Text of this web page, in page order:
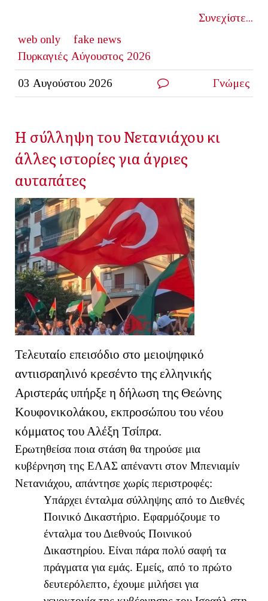
Συνεχίστε...
web only
fake news
Πυρκαγιές Αύγουστος 2026
03 Αυγούστου 2026 Γνώμες
Η σύλληψη του Νετανιάχου κι
άλλες ιστορίες για άγριες
αυταπάτες
Τελευταίο επεισόδιο στο μειοψηφικό
αντιισραηλινό κρεσέντο της ελληνικής
Αριστεράς υπήρξε η δήλωση της Θεώνης
Κουφονικολάκου, εκπροσώπου του νέου
κόμματος του Αλέξη Τσίπρα.
Ερωτηθείσα ποια στάση θα τηρούσε μια
κυβέρνηση της ΕΛΑΣ απέναντι στον Μπενιαμίν
Νετανιάχου, απάντησε χωρίς περιστροφές:
Υπάρχει ένταλμα σύλληψης από το Διεθνές
Ποινικό Δικαστήριο. Εφαρμόζουμε το
ένταλμα του Διεθνούς Ποινικού
Δικαστηρίου. Είναι πάρα πολύ σαφή τα
πράγματα για εμάς. Εμείς, από το πρώτο
δευτερόλεπτο, έχουμε μιλήσει για